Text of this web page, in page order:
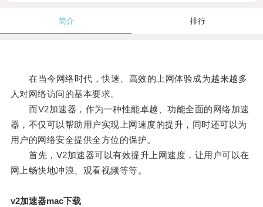
简介 排行
在当今网络时代，快速、高效的上网体验成为越来越多
人对网络访问的基本要求。
而V2加速器，作为一种性能卓越、功能全面的网络加速
器，不仅可以帮助用户实现上网速度的提升，同时还可以为
用户的网络安全提供全方位的保护。
首先，V2加速器可以有效提升上网速度，让用户可以在
网上畅快地冲浪、观看视频等等。
v2加速器mac下载